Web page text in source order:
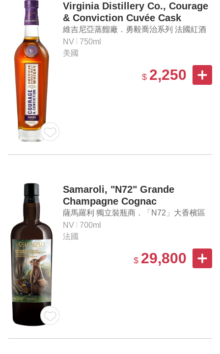
Virginia Distillery Co., Courage
& Conviction Cuvée Cask
Single Malt American Whisky
維吉尼亞蒸餾廠．勇毅喬治系列 法國紅酒
桶 單一麥芽美國威士忌
NV
750ml
美國
$ 2,250
Samaroli, "N72" Grande
Champagne Cognac
薩馬羅利 獨立裝瓶商．「N72」大香檳區
干邑白蘭地
NV
700ml
法國
$ 29,800